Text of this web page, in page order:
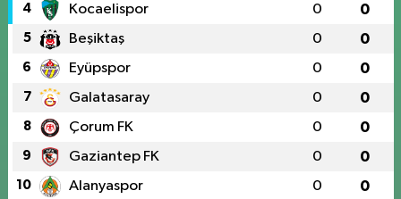
4 Kocaelispor 0 0
5 Beşiktaş 0 0
6 Eyüpspor 0 0
7 Galatasaray 0 0
8 Çorum FK 0 0
9 Gaziantep FK 0 0
10 Alanyaspor 0 0